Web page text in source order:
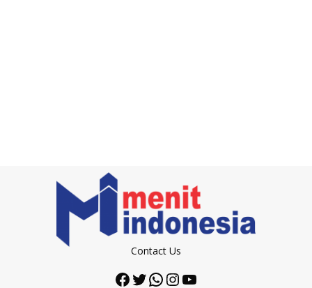
Contact Us
Facebook
Twitter
WhatsApp
Instagram
YouTube